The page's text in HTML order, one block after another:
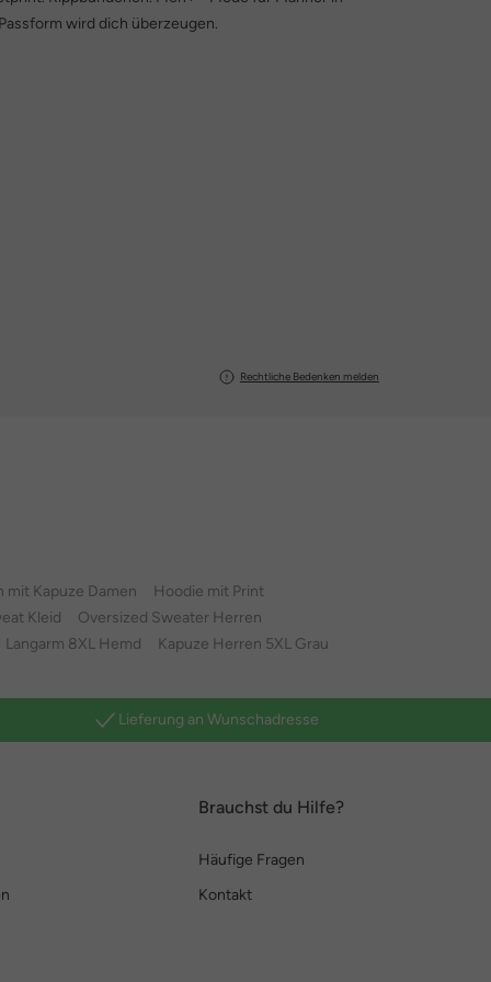
wird dich überzeugen.
Rechtliche Bedenken melden
mit Kapuze Damen
Hoodie mit Print
Kleid
Oversized Sweater Herren
Langarm 8XL Hemd Kapuze Herren 5XL Grau
Lieferung an Wunschadresse
Brauchst du Hilfe?
Häufige Fragen
Kontakt